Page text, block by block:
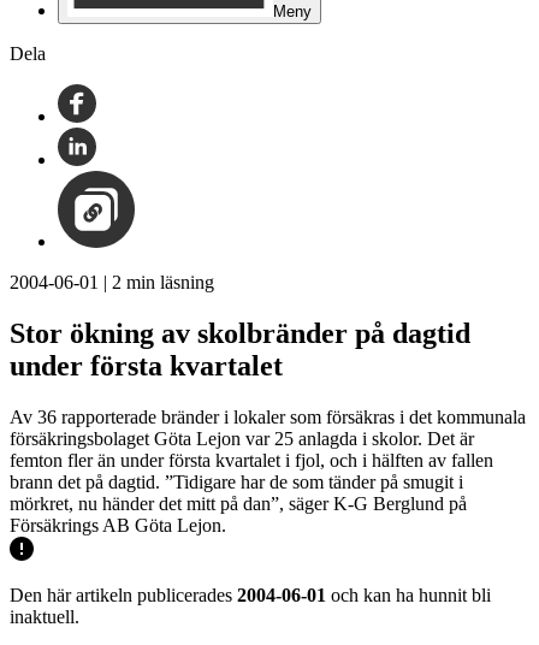
Meny
Dela
2004-06-01 | 2 min läsning
Stor ökning av skolbränder på dagtid
under första kvartalet
Av 36 rapporterade bränder i lokaler som försäkras i det kommunala
försäkringsbolaget Göta Lejon var 25 anlagda i skolor. Det är
femton fler än under första kvartalet i fjol, och i hälften av fallen
brann det på dagtid. ”Tidigare har de som tänder på smugit i
mörkret, nu händer det mitt på dan”, säger K-G Berglund på
Försäkrings AB Göta Lejon.
Den här artikeln publicerades 2004-06-01 och kan ha hunnit bli
inaktuell.